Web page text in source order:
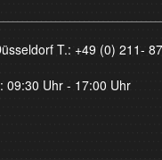
T.: +49 (0) 211-
09:30 Uhr - 17:00 Uhr